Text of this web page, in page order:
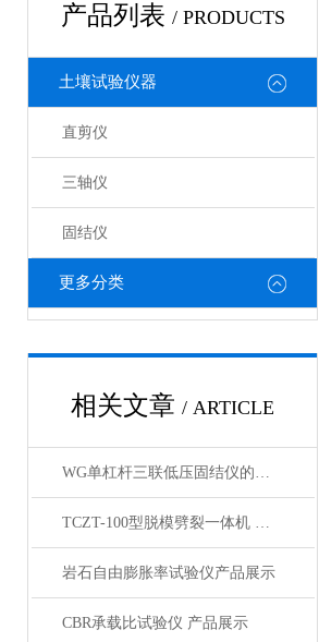
产品列表 / PRODUCTS
土壤试验仪器
直剪仪
三轴仪
固结仪
更多分类
相关文章 / ARTICLE
WG单杠杆三联低压固结仪的工作原理与结构解析
TCZT-100型脱模劈裂一体机 产品简介
岩石自由膨胀率试验仪产品展示
CBR承载比试验仪 产品展示